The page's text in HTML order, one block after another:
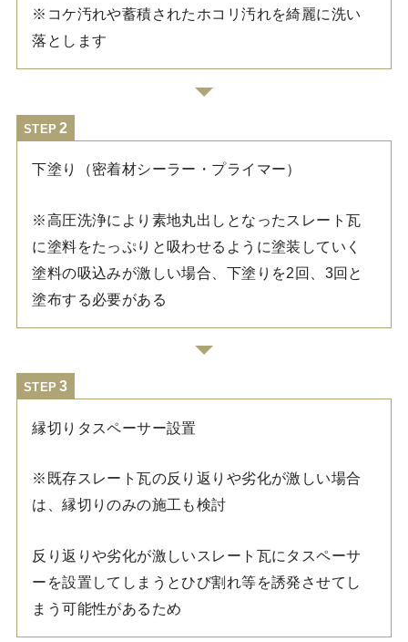
※コケ汚れや蓄積されたホコリ汚れを綺麗に洗い
落とします
STEP
下塗り（密着材シーラー・プライマー）
※高圧洗浄により素地丸出しとなったスレート瓦
に塗料をたっぷりと吸わせるように塗装していく
塗料の吸込みが激しい場合、下塗りを2回、3回と
塗布する必要がある
STEP
縁切りタスペーサー設置
※既存スレート瓦の反り返りや劣化が激しい場合
は、縁切りのみの施工も検討
反り返りや劣化が激しいスレート瓦にタスペーサ
ーを設置してしまうとひび割れ等を誘発させてし
まう可能性があるため